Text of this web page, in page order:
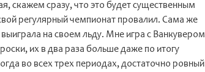
скажем сразу, что это будет существенным
регулярный чемпионат провалил. Сама же
на своем льду. Мне игра с Ванкувером
их в два раза больше даже по итогу
во всех трех периодах, достаточно ровный